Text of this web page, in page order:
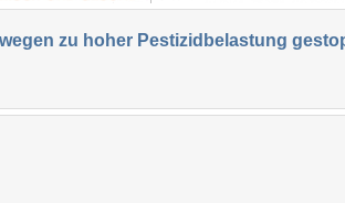
zu hoher Pestizidbelastung